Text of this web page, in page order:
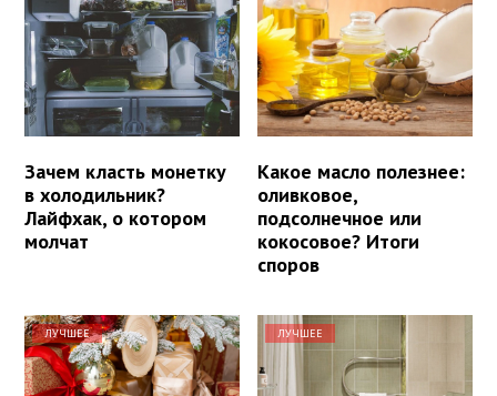
Зачем класть монетку
в холодильник?
Лайфхак, о котором
молчат
Какое масло полезнее:
оливковое,
подсолнечное или
кокосовое? Итоги
споров
ЛУЧШЕЕ ЛУЧШЕЕ